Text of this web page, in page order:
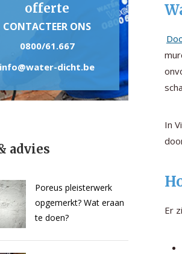
offerte
CONTACTEER ONS
0800/61.667
info@water-dicht.be
advies
Poreus pleisterwerk
opgemerkt? Wat eraan
te doen?
In
Er